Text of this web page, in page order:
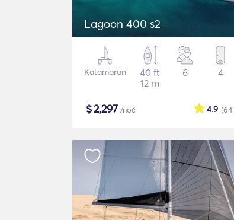
Lagoon 400 s2
Katamaran
40 ft
12 m
6 4
$2,297 /noč (64
4.9